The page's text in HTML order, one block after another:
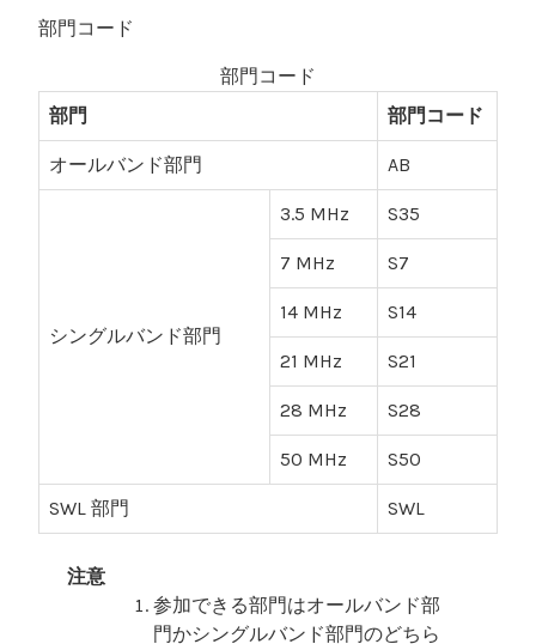
部門コード
部門コード
部門
部門コード
オールバンド部門 AB
シングルバンド部門
3.5 MHz S35
7 MHz S7
14 MHz S14
21 MHz S21
28 MHz S28
50 MHz S50
SWL 部門 SWL
注意
参加できる部門はオールバンド部
門かシングルバンド部門のどちら